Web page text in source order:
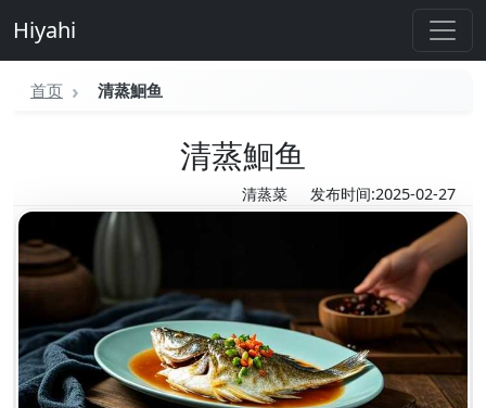
Hiyahi
首页 清蒸鮰鱼
清蒸鮰鱼
清蒸菜 发布时间:2025-02-27